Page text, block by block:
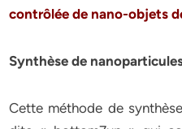
contrôlée de nano-objets
Synthèse de
Cette méthode de